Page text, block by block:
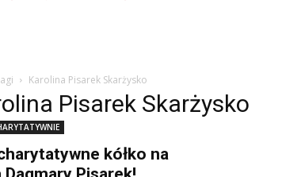
Karolina Pisarek Skarżysko
Pisarek Skarżysko
kółko na